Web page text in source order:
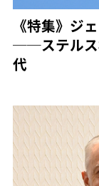
《特集》ジ
──ステルス
代